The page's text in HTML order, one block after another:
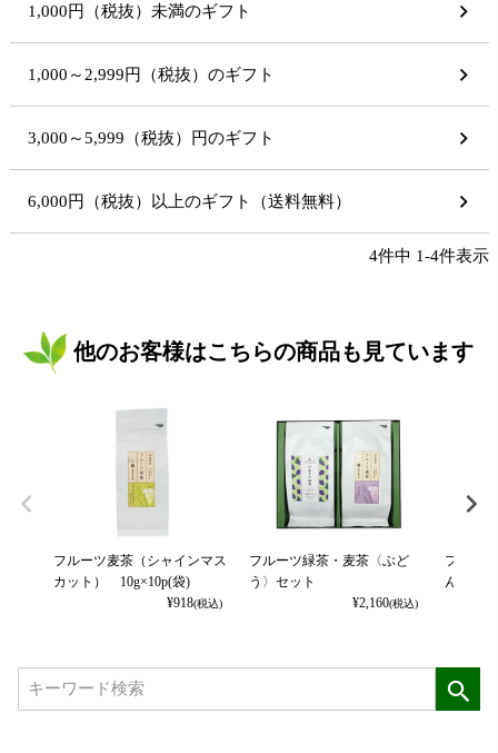
1,000円（税抜）未満のギフト
1,000～2,999円（税抜）のギフト
3,000～5,999（税抜）円のギフト
6,000円（税抜）以上のギフト（送料無料）
4件中 1-4件表示
他のお客様はこちらの商品も見ています
フルーツ麦茶（シャインマス
カット） 10g×10p(袋)
¥918(税込)
フルーツ緑茶・麦茶〈ぶど
う〉セット
¥2,160(税込)
フルー
ん〉セ